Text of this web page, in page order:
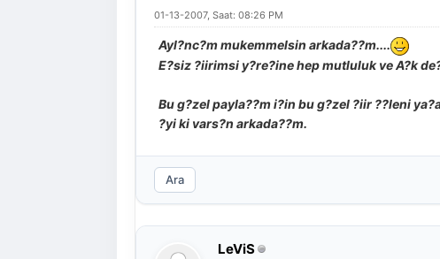
01-13-2007, Saat: 08:26 PM
Ayl?nc?m mukemmelsin arkada??m....
E?siz ?iirimsi y?re?ine hep mutluluk ve A?k
Bu g?zel payla??m i?in bu g?zel ?iir ??leni
?yi ki vars?n arkada??m.
Ara
LeViS